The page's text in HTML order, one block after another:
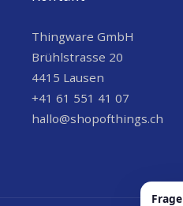
Thingware GmbH
Brühlstrasse 20
4415 Lausen
+41 61 551 41 07
hallo@shopofthings.ch